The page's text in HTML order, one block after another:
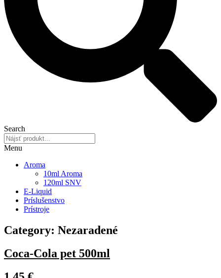
Search
Menu
Aroma
10ml Aroma
120ml SNV
E-Liquid
Príslušenstvo
Prístroje
Category: Nezaradené
Coca-Cola pet 500ml